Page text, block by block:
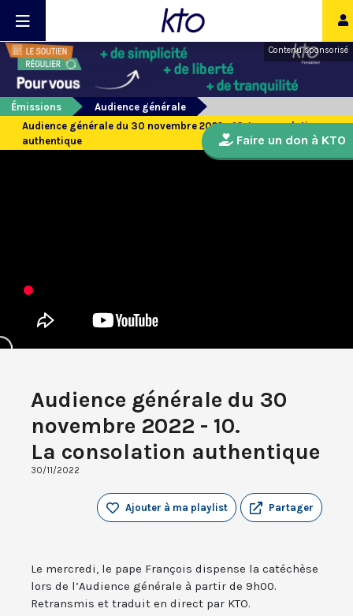
Contenu sponsorisé
Émissions
Audience générale
Audience générale du 30 novembre 2022 - 10. La consolation
authentique
Audience générale du 30
novembre 2022 - 10.
La consolation authentique
30/11/2022
Partager
Ajouter à ma playlist
Le mercredi, le pape François dispense la catéchèse
lors de l’Audience générale à partir de 9h00.
Retransmis et traduit en direct par KTO.
Faire un don à KTO